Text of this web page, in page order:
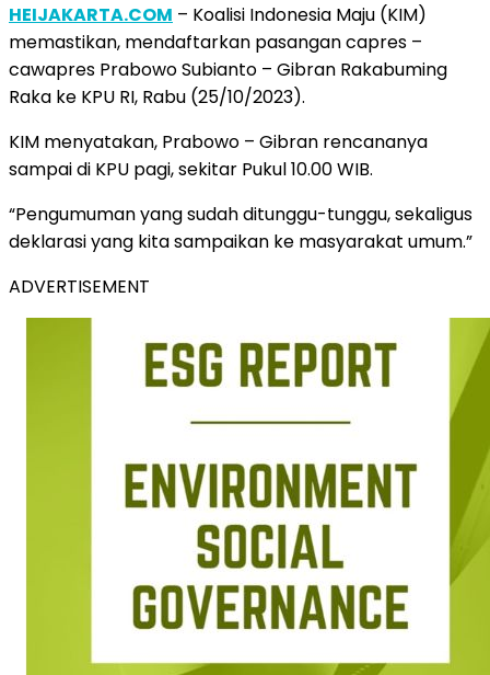
HEIJAKARTA.COM – Koalisi Indonesia Maju (KIM)
memastikan, mendaftarkan pasangan capres –
cawapres Prabowo Subianto – Gibran Rakabuming
Raka ke KPU RI, Rabu (25/10/2023).
KIM menyatakan, Prabowo – Gibran rencananya
sampai di KPU pagi, sekitar Pukul 10.00 WIB.
“Pengumuman yang sudah ditunggu-tunggu, sekaligus
deklarasi yang kita sampaikan ke masyarakat umum.”
ADVERTISEMENT